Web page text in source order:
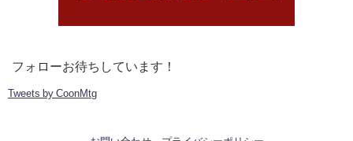
フォローお待ちしています！
Tweets by CoonMtg